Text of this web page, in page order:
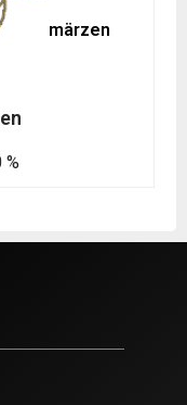
märzen
%